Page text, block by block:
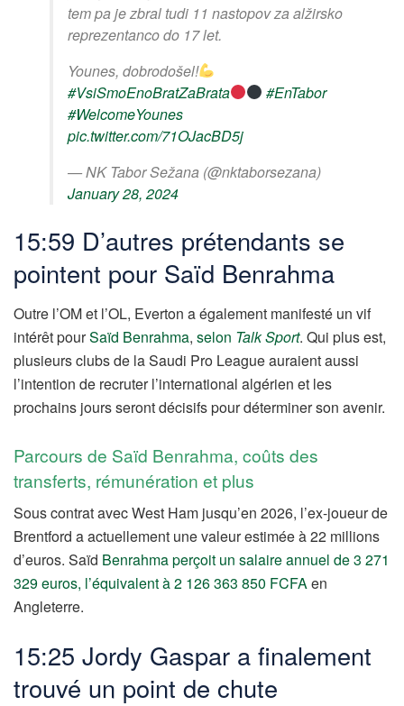
tem pa je zbral tudi 11 nastopov za alžirsko
reprezentanco do 17 let.
Younes, dobrodošel!
#VsiSmoEnoBratZaBrata
#EnTabor
#WelcomeYounes
pic.twitter.com/71OJacBD5j
— NK Tabor Sežana (@nktaborsezana)
January 28, 2024
15:59 D’autres prétendants se
pointent pour Saïd Benrahma
Outre l’OM et l’OL, Everton a également manifesté un vif
intérêt pourSaïd Benrahma, selon Talk Sport. Qui plus est,
plusieurs clubs de la Saudi Pro League auraient aussi
l’intention de recruter l’international algérien et les
prochains jours seront décisifs pour déterminer son avenir.
Parcours de Saïd Benrahma, coûts des
transferts, rémunération et plus
Sous contrat avec West Ham jusqu’en 2026, l’ex-joueur de
Brentford a actuellement une valeur estimée à 22 millions
d’euros. Saïd Benrahma perçoit un salaire annuel de 3 271
329 euros, l’équivalent à 2 126 363 850 FCFAen
Angleterre.
15:25 Jordy Gaspar a finalement
trouvé un point de chute